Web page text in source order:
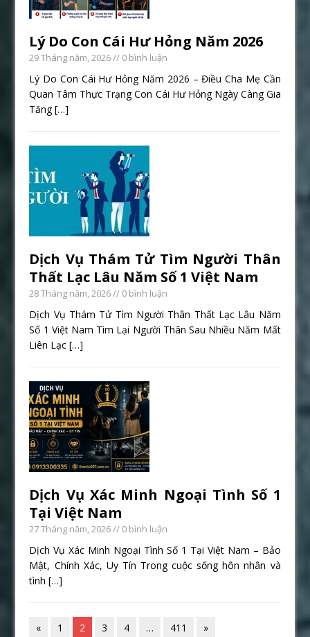
Lý Do Con Cái Hư Hỏng Năm 2026
29 Tháng năm, 2026// 0 bình luận
Lý Do Con Cái Hư Hỏng Năm 2026 – Điều Cha Mẹ Cần
Quan Tâm Thực Trạng Con Cái Hư Hỏng Ngày Càng Gia
Tăng[…]
Dịch Vụ Thám Tử Tìm Người Thân
Thất Lạc Lâu Năm Số 1 Việt Nam
28 Tháng năm, 2026// 0 bình luận
Dịch Vụ Thám Tử Tìm Người Thân Thất Lạc Lâu Năm
Số 1 Việt Nam Tìm Lại Người Thân Sau Nhiều Năm Mất
Liên Lạc[…]
Dịch Vụ Xác Minh Ngoại Tình Số 1
Tại Việt Nam
27 Tháng năm, 2026// 0 bình luận
Dịch Vụ Xác Minh Ngoại Tình Số 1 Tại Việt Nam – Bảo
Mật, Chính Xác, Uy Tín Trong cuộc sống hôn nhân và
tình[…]
« 1 2 3 4 … 411 »